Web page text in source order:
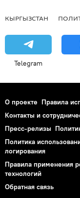
КЫРГЫЗСТАН
Telegram
О проекте Правила
Контакты и
Пресс-релизы
Политика
логирования
Правила применения
технологий
Обратная связь